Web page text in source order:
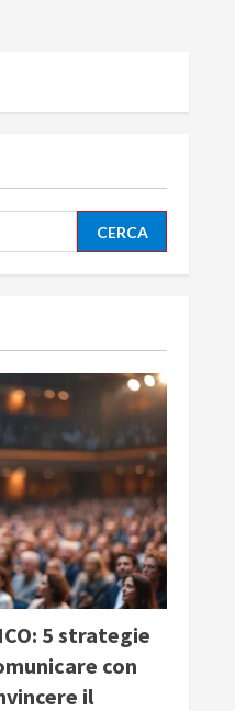
5 strategie
con
il